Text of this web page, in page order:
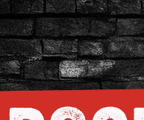
Heavy